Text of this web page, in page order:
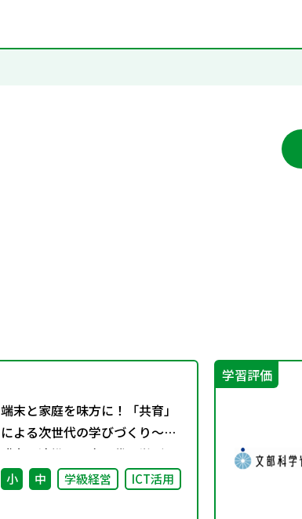
端末と家庭を味方に！「共育」
による次世代の学びづくり～保
護者と連携して次世代の学びを
つくる～
小 中 学級経営 ICT活用
学習評価